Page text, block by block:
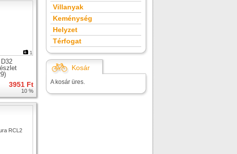
1
3951 Ft
10 %
Villanyak
Keménység
Helyzet
Térfogat
Kosár
A kosár üres.